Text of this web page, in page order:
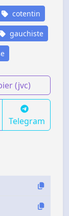
cotentin
gauchiste
(jvc)
Telegram